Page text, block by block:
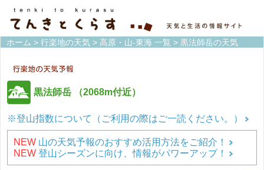
ホーム > 行楽地の天気 > 高原・山-東海 一覧 > 黒法師岳の天気
黒法師岳 （2068m付近）
※登山指数について（ご利用の際はご一読ください。）
NEW 山の天気予報のおすすめ活用方法をご紹介！
NEW 登山シーズンに向け、情報がパワーアップ！